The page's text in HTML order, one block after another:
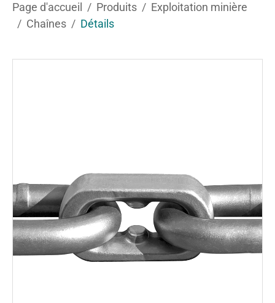
Page d'accueil Produits
Exploitation minière
Chaînes
Détails